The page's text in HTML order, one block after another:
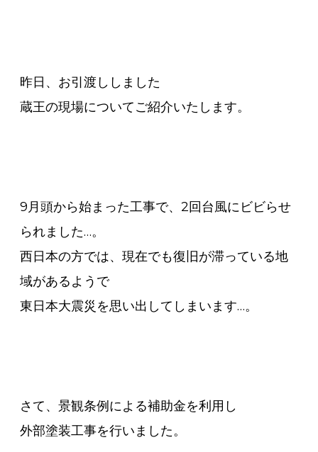
昨日、お引渡ししました
蔵王の現場についてご紹介いたします。
9月頭から始まった工事で、2回台風にビビらせ
られました…。
西日本の方では、現在でも復旧が滞っている地
域があるようで
東日本大震災を思い出してしまいます…。
さて、景観条例による補助金を利用し
外部塗装工事を行いました。